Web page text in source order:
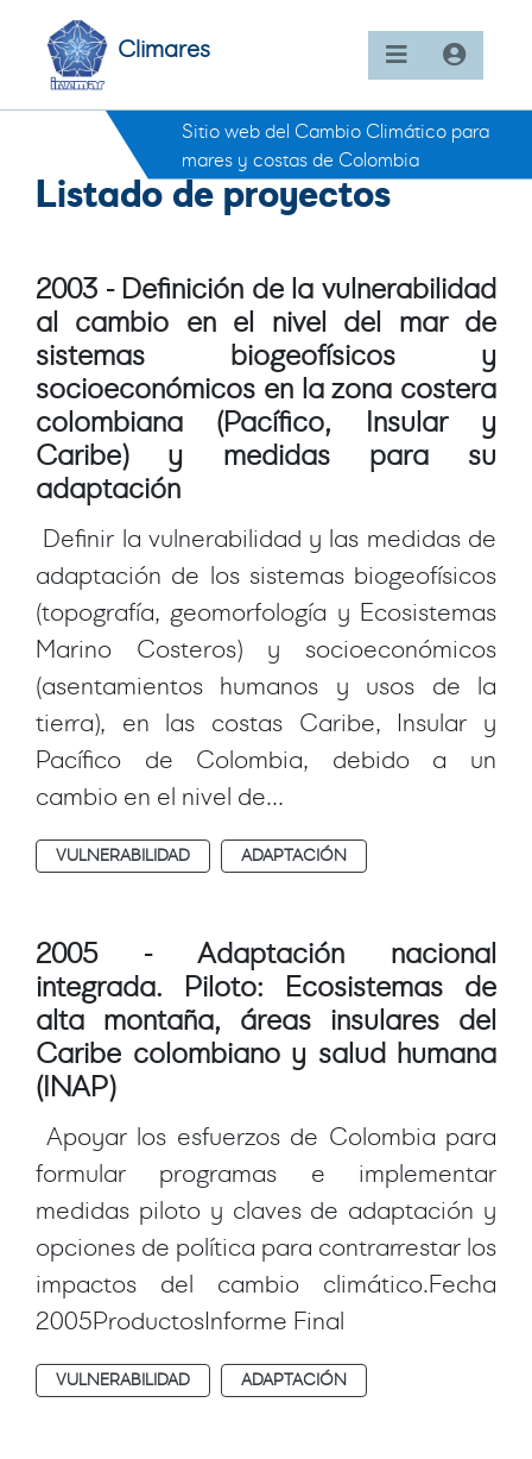
Climares
Sitio web del Cambio Climático para
mares y costas de Colombia
Listado de proyectos
2003 - Definición de la vulnerabilidad
al cambio en el nivel del mar de
sistemas biogeofísicos y
socioeconómicos en la zona costera
colombiana (Pacífico, Insular y
Caribe) y medidas para su
adaptación
Definir la vulnerabilidad y las medidas de
adaptación de los sistemas biogeofísicos
(topografía, geomorfología y Ecosistemas
Marino Costeros) y socioeconómicos
(asentamientos humanos y usos de la
tierra), en las costas Caribe, Insular y
Pacífico de Colombia, debido a un
cambio en el nivel de...
VULNERABILIDAD ADAPTACIÓN
2005 - Adaptación nacional
integrada. Piloto: Ecosistemas de
alta montaña, áreas insulares del
Caribe colombiano y salud humana
(INAP)
Apoyar los esfuerzos de Colombia para
formular programas e implementar
medidas piloto y claves de adaptación y
opciones de política para contrarrestar los
impactos del cambio climático.Fecha
2005ProductosInforme Final
VULNERABILIDAD ADAPTACIÓN